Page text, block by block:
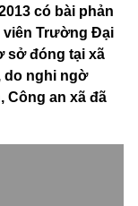
có bài phản
viên Trường Đại
sở đóng tại xã
do nghi ngờ
Công an xã đã